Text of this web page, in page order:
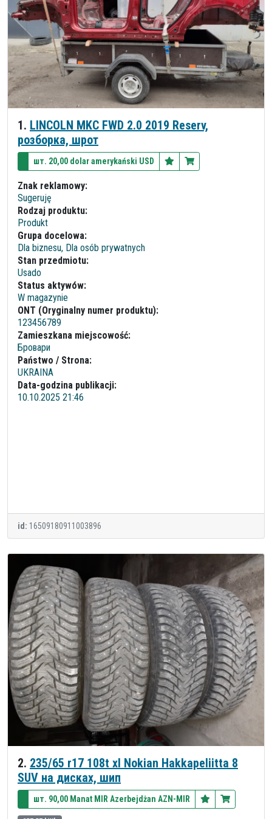
1. LINCOLN MKC FWD 2.0 2019 Reserv,
розборка, шрот
шт. 20,00 dolar amerykański USD
Znak reklamowy:
Sugeruję
Rodzaj produktu:
Produkt
Grupa docelowa:
Dla biznesu, Dla osób prywatnych
Stan przedmiotu:
Usado
Status aktywów:
W magazynie
ONT (Oryginalny numer produktu):
123456789
Zamieszkana miejscowość:
Бровари
Państwo / Strona:
UKRAINA
Data-godzina publikacji:
10.10.2025 21:46
id: 16509180911003896
2. 235/65 r17 108t xl Nokian Hakkapeliitta 8
SUV на дисках, шип
шт. 90,00 Manat MIR Azerbejdżan AZN-MIR